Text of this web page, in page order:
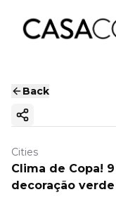
Back
Copy ink
Cities
Clima de Copa!
decoração